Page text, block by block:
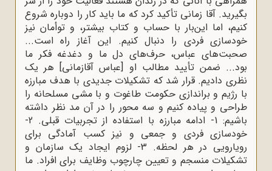
بگیرید. آقا زمانی تأکید کرد که ما باید کار را دوباره شروع
کنیم، اما این‌بار با حساب و کتاب بیشتر، و توأمان نیز
خودسازی فردی را دنبال کنیم. این آغاز راه است...
صحبت‌های عباس، حرف‌های دل ما و دغدغه فکر ما
بود... ضمن تأیید مطالب او [عباس آقازمانی] هر یک
نظری دادیم. قرار شد که تشکیلات جدیدی با هدف مبارزه
با رژیم و براندازی حکومت طاغوت و با مشی مسلحانه را
طراحی و پیاده کنیم و سه محور را در آن مد نظر داشته
باشیم: 1- ادامه مبارزه با استفاده از تجربیات قبلی. 2-
خودسازی فردی و جمعی و نیز کسب آمادگی برای
رویارویی در هر لحظه. 3- لزوم ایجاد یک سازمان و
تشکیلات منسجم و تعیین چارچوب وظایف برای افراد. ما